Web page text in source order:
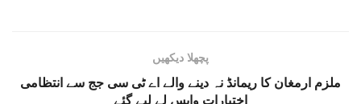
پچھلا دیکھیں
ملزم ارمغان کا ریمانڈ نہ دینے والے اے ٹی سی جج سے انتظامی
اختیارات واپس لے لیے گئے